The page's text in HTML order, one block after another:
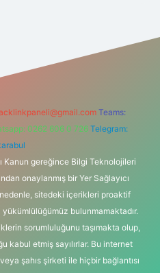
Teams:
0262 606 0 726 Telegram:
Kanun gereğince Bilgi Teknolojileri
onaylanmış bir Yer Sağlayıcı
sitedeki içerikleri proaktif
bulunmamaktadır.
sorumluluğunu taşımakta olup,
kabul etmiş sayılırlar. Bu internet
şahıs şirketi ile hiçbir bağlantısı